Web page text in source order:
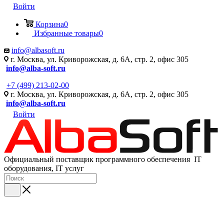
Войти
Корзина0
Избранные товары0
info@albasoft.ru
г. Москва, ул. Криворожская, д. 6А, стр. 2, офис 305
info@alba-soft.ru
+7 (499) 213-02-00
г. Москва, ул. Криворожская, д. 6А, стр. 2, офис 305
info@alba-soft.ru
Войти
Официальный поставщик программного обеспечения IT
оборудования, IT услуг